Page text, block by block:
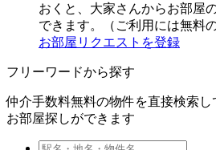
おくと、大家さんからお部屋
できます。（ご利用には無料
お部屋リクエストを登録
フリーワードから探す
仲介手数料無料の物件を直接検索し
お部屋探しができます